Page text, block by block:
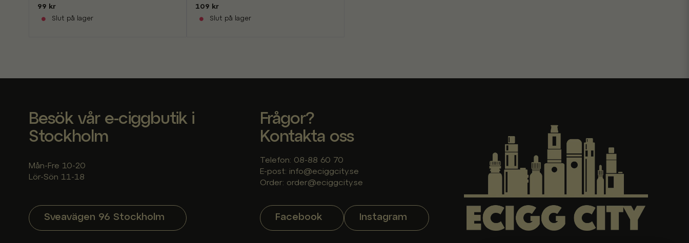
99 kr
Slut på lager
109 kr
Slut på lager
Besök vår e-ciggbutik i
Stockholm
Mån-Fre 10-20
Lör-Sön 11-18
Sveavägen 96 Stockholm
Frågor?
Kontakta oss
Telefon: 08-88 60 70
E-post: info@eciggcity.se
Order: order@eciggcity.se
Facebook Instagram